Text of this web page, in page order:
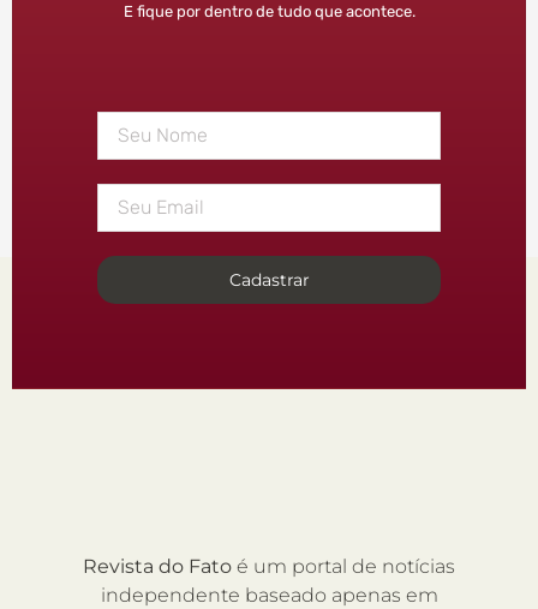
E fique por dentro de tudo que acontece.
Cadastrar
Revista do Fato é um portal de notícias
independente baseado apenas em